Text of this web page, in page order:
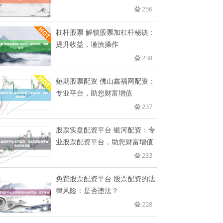
256
杠杆股票 解锁股票加杠杆秘诀：
提升收益，谨慎操作
238
短期股票配资 佛山鑫福网配资：
专业平台，助您财富增值
237
股票实盘配资平台 银河配资：专
业股票配资平台，助您财富增值
233
免费股票配资平台 股票配资的法
律风险：是否违法？
228